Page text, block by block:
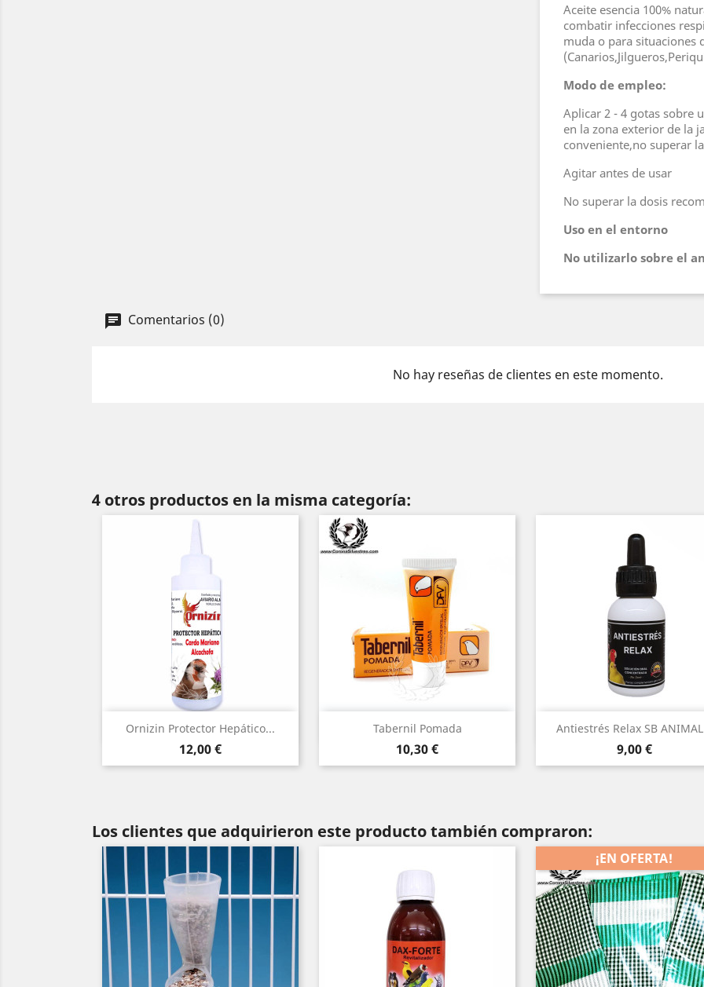
Aceite esencia 100%
combatir infecciones
muda o para situaciones
Modo de empleo:
Aplicar 2 - 4 gotas sobre
en la zona exterior de la
conveniente,no superar
Agitar antes de usar
No superar la dosis
Uso en el entorno
No utilizarlo sobre el
Comentarios (0)
No hay reseñas de clientes en este momento.
4 otros productos en la misma categoría:
Ornizin Protector Hepático...
Precio
12,00 €
Vista rápida Tabernil Pomada
Precio
10,30 €
Vista rápida Antiestrés Relax SB
Precio
9,00 €
Vista rápida
Los clientes que adquirieron este producto también compraron:
¡EN OFERTA!